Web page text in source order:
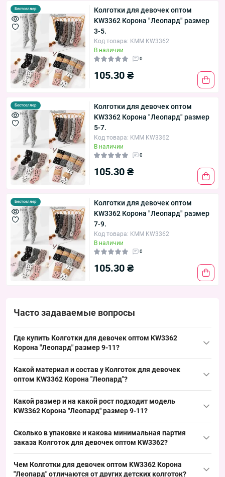
Бестселлер
Колготки для девочек оптом
KW3362 Корона "Леопард" размер
3-5.
Код товара: KMM KW3362
В наличии
0
105.30 ₴
Бестселлер
Колготки для девочек оптом
KW3362 Корона "Леопард" размер
5-7.
Код товара: KMM KW3362
В наличии
0
105.30 ₴
Бестселлер
Колготки для девочек оптом
KW3362 Корона "Леопард" размер
7-9.
Код товара: KMM KW3362
В наличии
0
105.30 ₴
Часто задаваемые вопросы
Где купить Колготки для девочек оптом KW3362
Корона "Леопард" размер 9-11?
размер 9-11 можно упаковкой из Одессы 7КМ; это ходовой
стабильный спрос и удобство при поповненні ассортимента,
что ускоряет обіг товару.
Какой материал и состав у Колготок для девочек
оптом KW3362 Корона "Леопард"?
колготок. Хлопковая основа характерна для весенне‑осеннего
и износостойкость, что выгодно при оптовых закупках и
реализации.
Какой размер и на какой рост подходит модель
KW3362 Корона "Леопард" размер 9-11?
см согласно детской таблице размеров. Это востребованный
закрывает базовый спрос и обеспечивает быстрый оборот в
розничных точках.
Сколько в упаковке и какова минимальная партия
заказа Колготок для девочек оптом KW3362?
фасовка удобна для оптовых закупок и позволяет быстро
Чем Колготки для девочек оптом KW3362 Корона
"Леопард" отличаются от других детских колготок?